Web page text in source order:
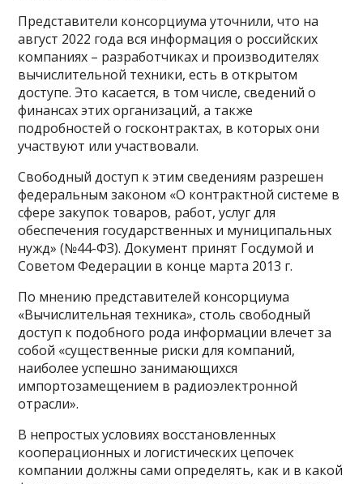
Представители консорциума уточнили, что на
август 2022 года вся информация о российских
компаниях – разработчиках и производителях
вычислительной техники, есть в открытом
доступе. Это касается, в том числе, сведений о
финансах этих организаций, а также
подробностей о госконтрактах, в которых они
участвуют или участвовали.
Свободный доступ к этим сведениям разрешен
федеральным законом «О контрактной системе в
сфере закупок товаров, работ, услуг для
обеспечения государственных и муниципальных
нужд» (№44-ФЗ). Документ принят Госдумой и
Советом Федерации в конце марта 2013 г.
По мнению представителей консорциума
«Вычислительная техника», столь свободный
доступ к подобного рода информации влечет за
собой «существенные риски для компаний,
наиболее успешно занимающихся
импортозамещением в радиоэлектронной
отрасли».
В непростых условиях восстановленных
кооперационных и логистических цепочек
компании должны сами определять, как и в какой